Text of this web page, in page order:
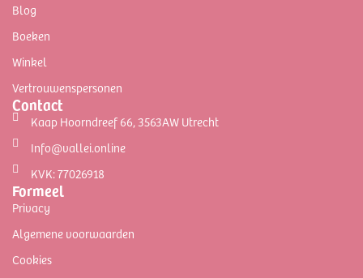
Blog
Boeken
Winkel
Vertrouwenspersonen
Contact
Kaap Hoorndreef 66, 3563AW Utrecht
Info@vallei.online
KVK: 77026918
Formeel
Privacy
Algemene voorwaarden
Cookies